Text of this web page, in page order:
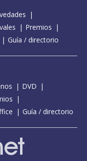
Premios
Guía / directorio
DVD
Guía / directorio